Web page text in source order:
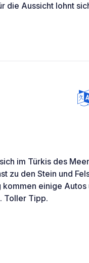
die Aussicht lohnt
im Türkis des
zu den Stein und
einige Autos
Toller Tipp.